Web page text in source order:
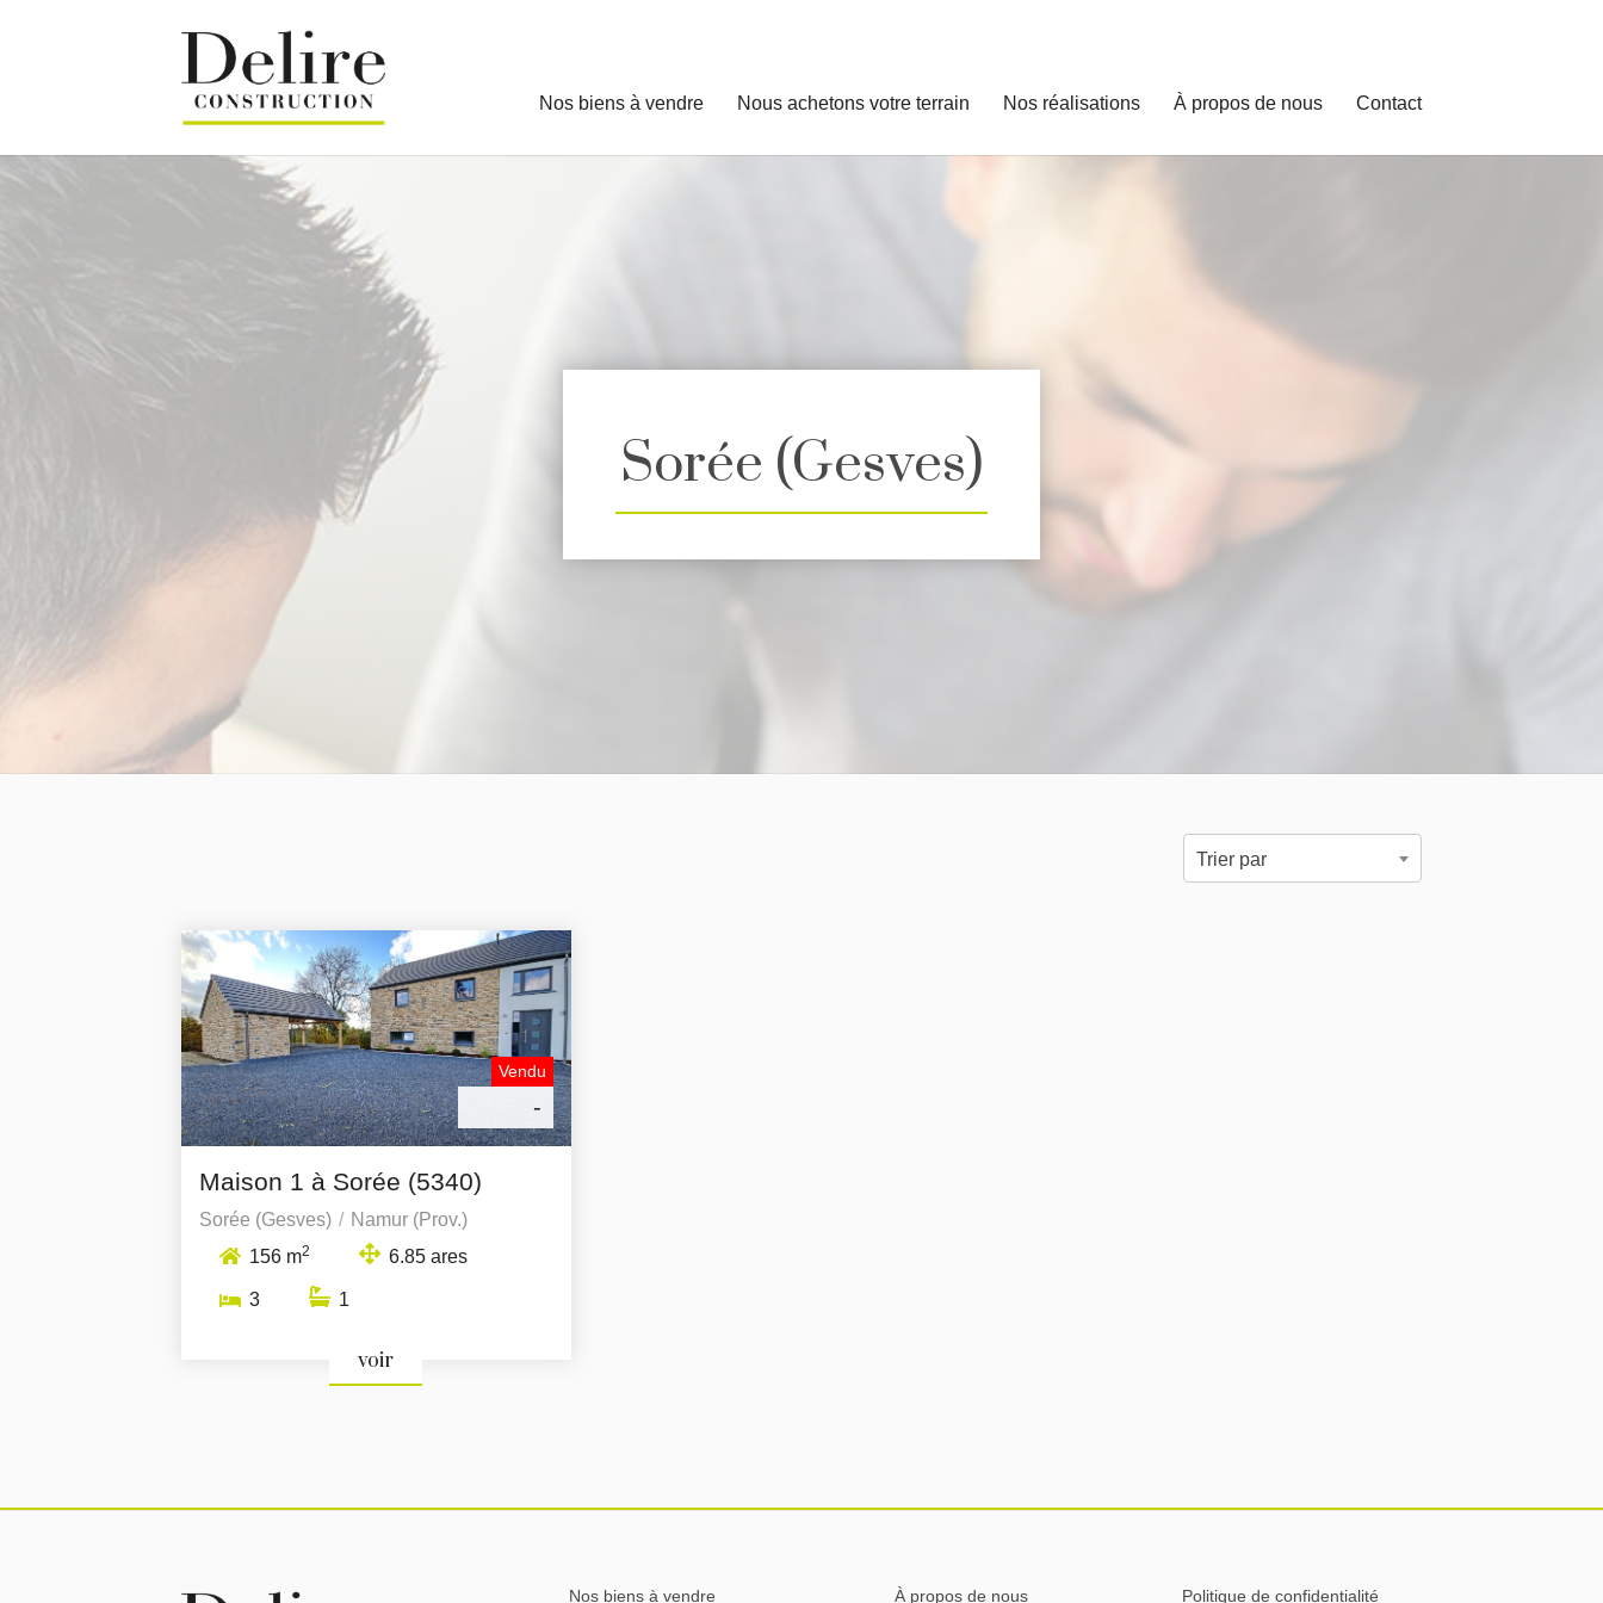
Nos biens à vendre Nous achetons votre terrain Nos réalisations À propos de nous Contact
Sorée (Gesves)
Trier par
Vendu
-
Maison 1 à Sorée (5340)
Sorée (Gesves)
Namur (Prov.)
156 m2 6.85 ares
3 1
voir
Nos biens à vendre À propos de nous Politique de confidentialité